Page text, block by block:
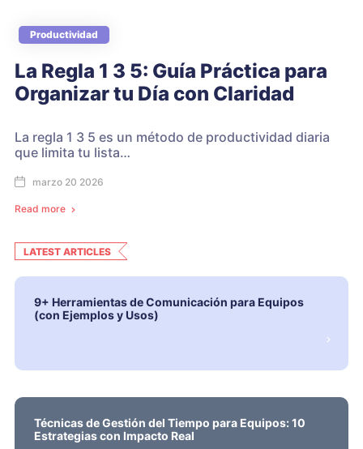
Productividad
La Regla 1 3 5: Guía Práctica para
Organizar tu Día con Claridad
La regla 1 3 5 es un método de productividad diaria
que limita tu lista…
marzo 20 2026
Read more
LATEST ARTICLES
9+ Herramientas de Comunicación para Equipos
(con Ejemplos y Usos)
Técnicas de Gestión del Tiempo para Equipos: 10
Estrategias con Impacto Real